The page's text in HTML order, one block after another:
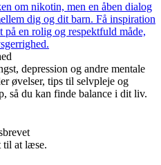
om nikotin, men en åben dialog
dig og dit barn. Få inspiration
en rolig og respektfuld måde,
depression og andre mentale
øvelser, tips til selvpleje og
så du kan finde balance i dit liv.
til at læse.